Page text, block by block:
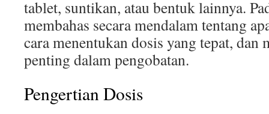
tablet, suntikan, atau bentuk lainnya.
membahas secara mendalam tentang
cara menentukan dosis yang tepat, dan
penting dalam pengobatan.
Pengertian Dosis